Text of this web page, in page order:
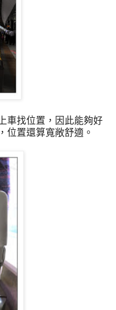
車找位置，因此能夠好
位置還算寬敞舒適。